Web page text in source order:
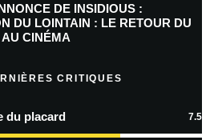
commentaires par e-mail.
articles par e-mail.
En savoir
DE INSIDIOUS :
DU LOINTAIN : LE RETOUR DU
CINÉMA
CRITIQUES
du placard 7.5